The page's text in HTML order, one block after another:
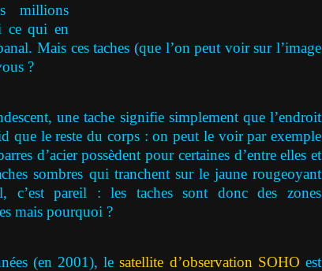
millions
ce qui en
Mais ces taches (que l’on peut voir sur l’image
?
une tache signifie simplement que l’endroit
que le reste du corps : on peut le voir par exemple
d’acier possèdent pour certaines d’entre elles et
sombres qui tranchent sur le jaune rougeoyant
c’est pareil : les taches sont donc des zones
mais pourquoi ?
(en 2001), lesatellite d’observation SOHO est